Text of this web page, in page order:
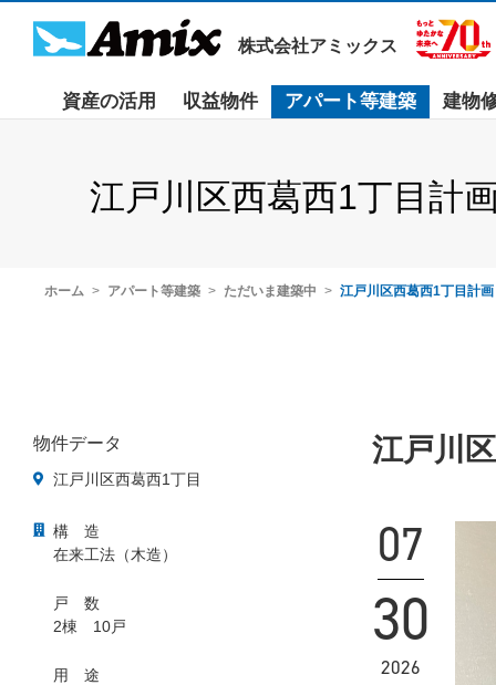
株式会社アミックス
資産の活用 収益物件 アパート等建築 建物
江戸川区西葛西1丁目計
ホーム アパート等建築 ただいま建築中 江戸川区西葛西1丁目計
物件データ
江戸川区西葛西1丁目
構 造
在来工法（木造）
戸 数
2棟 10戸
用 途
江戸川
07
30
2026